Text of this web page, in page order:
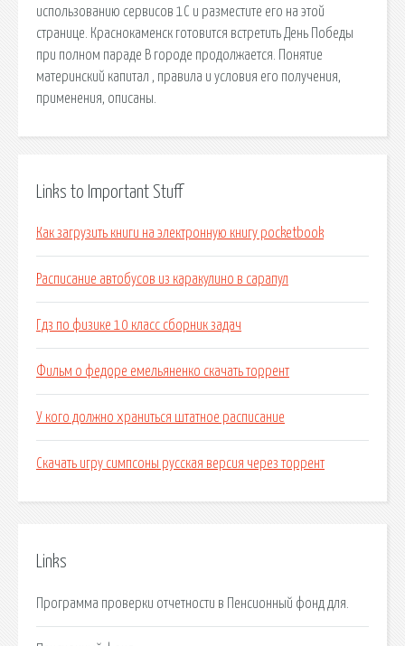
использованию сервисов 1С и разместите его на этой
странице. Краснокаменск готовится встретить День Победы
при полном параде В городе продолжается. Понятие
материнский капитал , правила и условия его получения,
применения, описаны.
Links to Important Stuff
Как загрузить книги на электронную книгу pocketbook
Расписание автобусов из каракулино в сарапул
Гдз по физике 10 класс сборник задач
Фильм о федоре емельяненко скачать торрент
У кого должно храниться штатное расписание
Скачать игру симпсоны русская версия через торрент
Links
Программа проверки отчетности в Пенсионный фонд для.